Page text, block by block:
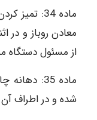
ماده‌ 34:
معادن روباز و در
از مسئول دستگاه
ماده‌ 35:
شده و در اطراف